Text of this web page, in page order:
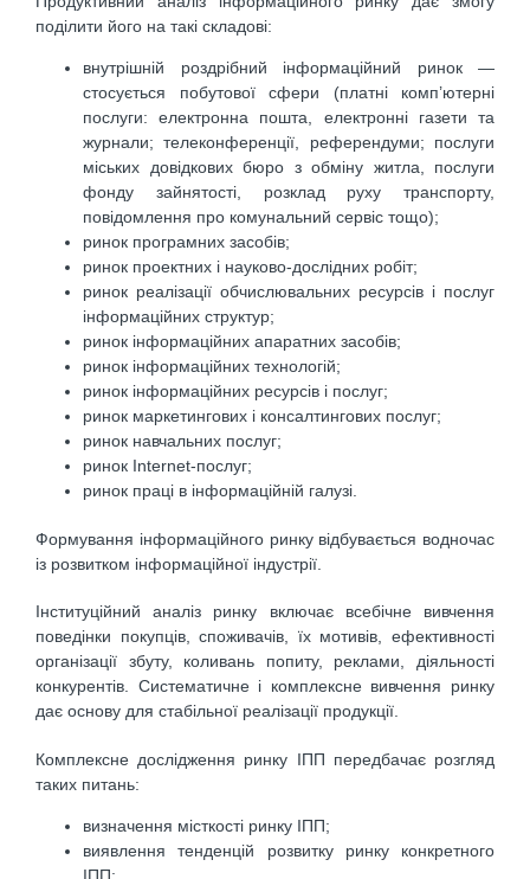
поділити його на такі складові:
внутрішній роздрібний інформаційний ринок —
стосується побутової сфери (платні комп’ютерні
послуги: електронна пошта, електронні газети та
журнали; телеконференції, референдуми; послуги
міських довідкових бюро з обміну житла, послуги
фонду зайнятості, розклад руху транспорту,
повідомлення про комунальний сервіс тощо);
ринок програмних засобів;
ринок проектних і науково-дослідних робіт;
ринок реалізації обчислювальних ресурсів і послуг
інформаційних структур;
ринок інформаційних апаратних засобів;
ринок інформаційних технологій;
ринок інформаційних ресурсів і послуг;
ринок маркетингових і консалтингових послуг;
ринок навчальних послуг;
ринок Internet-послуг;
ринок праці в інформаційній галузі.
Формування інформаційного ринку відбувається водночас
із розвитком інформаційної індустрії.
Інституційний аналіз ринку включає всебічне вивчення
поведінки покупців, споживачів, їх мотивів, ефективності
організації збуту, коливань попиту, реклами, діяльності
конкурентів. Систематичне і комплексне вивчення ринку
дає основу для стабільної реалізації продукції.
Комплексне дослідження ринку ІПП передбачає розгляд
таких питань:
визначення місткості ринку ІПП;
виявлення тенденцій розвитку ринку конкретного
ІПП;